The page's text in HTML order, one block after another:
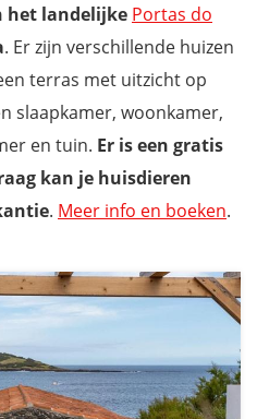
het landelijke Portas do
. Er zijn verschillende huizen
terras met uitzicht op
slaapkamer, woonkamer,
en tuin. Er is een gratis
kan je huisdieren
. Meer info en boeken.